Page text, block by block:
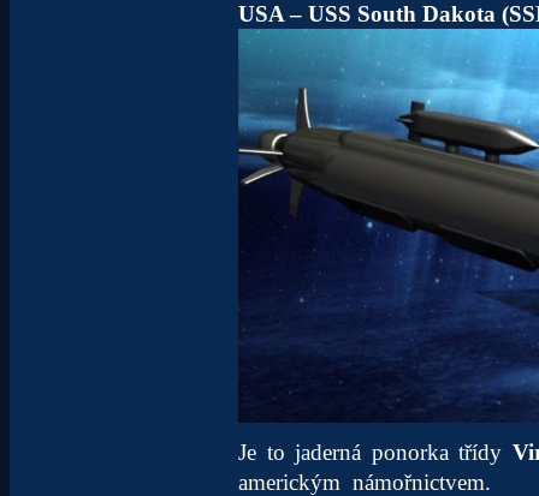
USA – USS South Dakota
Je to jaderná ponorka třídy
americkým námořnictvem.